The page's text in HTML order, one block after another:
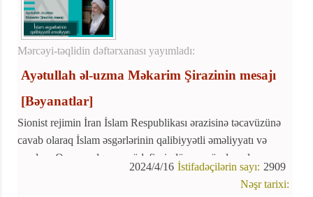
Mərcəyi-təqlidin dəftərxanası yayımladı:
Ayətullah əl-uzma Məkarim Şirazinin mesajı
[Bəyanatlar]
Sionist rejimin İran İslam Respublikası ərazisinə təcavüzünə
cavab olaraq İslam əsgərlərinin qalibiyyətli əməliyyatı və
məzlum Qəzzə xalqının müdafiəsi, dünya müsəlmanlarının
qürur, şərəf və məmnunluq mənbəyinə çevrildi.
2909
İstifadəçilərin sayı:
2024/4/16
Nəşr tarixi: